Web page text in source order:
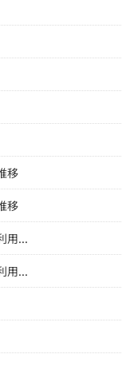
移
移
用...
用...